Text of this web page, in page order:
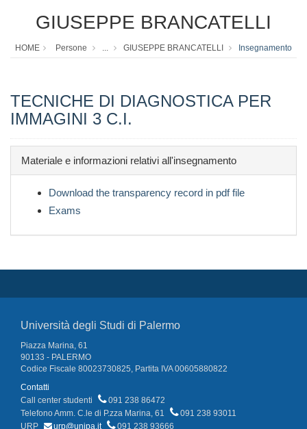
GIUSEPPE BRANCATELLI
HOME Persone ... GIUSEPPE BRANCATELLI Insegnamento
TECNICHE DI DIAGNOSTICA PER
IMMAGINI 3 C.I.
Materiale e informazioni relativi all'insegnamento
Download the transparency record in pdf file
Exams
Università degli Studi di Palermo
Piazza Marina, 61
90133 - PALERMO
Codice Fiscale 80023730825, Partita IVA 00605880822
Contatti
Call center studenti
091 238 86472
Telefono Amm. C.le di P.zza Marina, 61
091 238 93011
URP
urp@unipa.it
091 238 93666